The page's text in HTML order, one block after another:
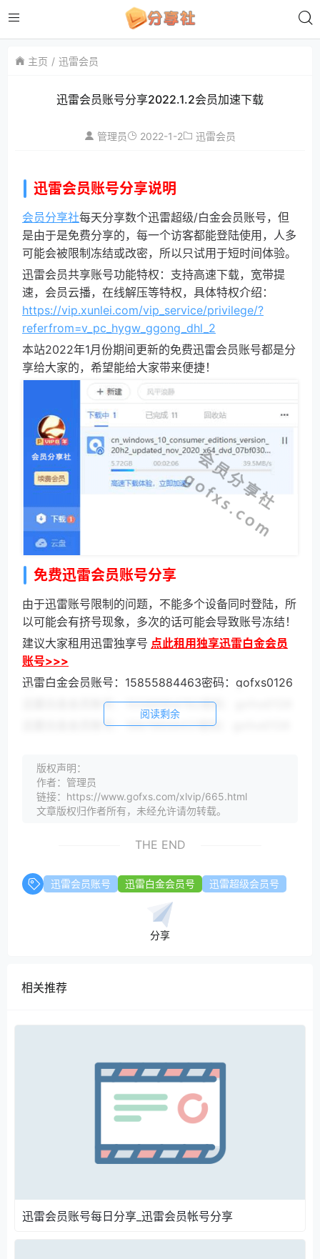
主页 迅雷会员
迅雷会员账号分享2022.1.2会员加速下载
管理员 2022-1-2 迅雷会员
迅雷会员账号分享说明
会员分享社每天分享数个迅雷超级/白金会员账号，但
是由于是免费分享的，每一个访客都能登陆使用，人多
可能会被限制冻结或改密，所以只试用于短时间体验。
迅雷会员共享账号功能特权：支持高速下载，宽带提
速，会员云播，在线解压等特权，具体特权介绍：
https://vip.xunlei.com/vip_service/privilege/?
referfrom=v_pc_hygw_ggong_dhl_2
本站2022年1月份期间更新的免费迅雷会员账号都是分
享给大家的，希望能给大家带来便捷！
免费迅雷会员账号分享
由于迅雷账号限制的问题，不能多个设备同时登陆，所
以可能会有挤号现象，多次的话可能会导致账号冻结！
建议大家租用迅雷独享号 点此租用独享迅雷白金会员
账号>>>
迅雷白金会员账号：15855884463密码：gofxs0126
迅雷白金会员账号：15588964782密码：gofxs0126
迅雷白金会员账号：18879656431密码：gofxs0126
账号>>>
登陆说明
迅雷会员共享账号都是微博第三方登陆的，电脑不能直
在迅雷手机APP里找到微博第三方登陆成功后，如果电
迅雷白金会员官方价格：15元一个月，迅雷超级会员官
对比一下，白金会员的价格比超级会员的价格便宜一
半，所以下载加速通道也不是同一个，这里大家需要注
阅读剩余
版权声明：
作者：管理员
链接：https://www.gofxs.com/xlvip/665.html
文章版权归作者所有，未经允许请勿转载。
THE END
迅雷会员账号 迅雷白金会员号 迅雷超级会员号
分享
相关推荐
迅雷会员账号每日分享_迅雷会员帐号分享